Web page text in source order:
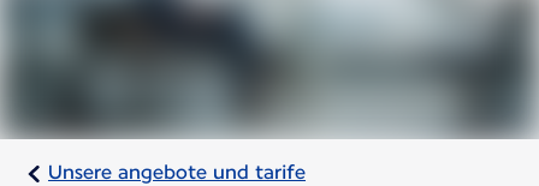
Unsere angebote und tarife